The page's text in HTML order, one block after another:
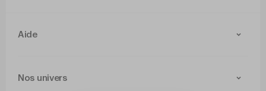
Aide
Livraison et retours
Nos univers